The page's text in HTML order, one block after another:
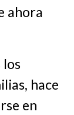
ahora
los
hace
en